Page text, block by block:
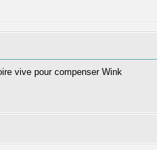
vive pour compenser Wink